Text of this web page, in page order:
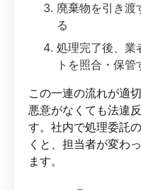
廃棄物を引き渡
る
処理完了後、業
トを照合・保管
この一連の流れが適
悪意がなくても法違
す。社内で処理委託
くと、担当者が変わ
ます。